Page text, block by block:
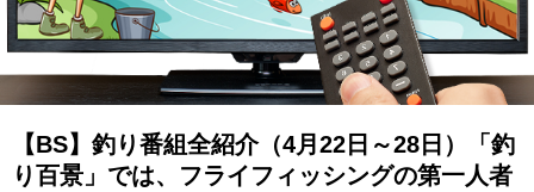
【BS】釣り番組全紹介（4月22日～28日）「釣
り百景」では、フライフィッシングの第一人者